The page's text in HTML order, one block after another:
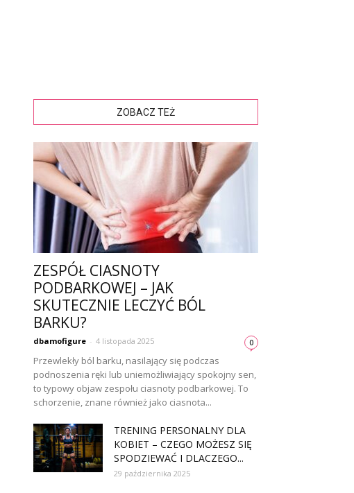
ZOBACZ TEŻ
ZESPÓŁ CIASNOTY
PODBARKOWEJ – JAK
SKUTECZNIE LECZYĆ BÓL
BARKU?
dbamofigure - 4 listopada 2025 0
Przewlekły ból barku, nasilający się podczas
podnoszenia ręki lub uniemożliwiający spokojny sen,
to typowy objaw zespołu ciasnoty podbarkowej. To
schorzenie, znane również jako ciasnota...
TRENING PERSONALNY DLA
KOBIET – CZEGO MOŻESZ SIĘ
SPODZIEWAĆ I DLACZEGO...
29 października 2025